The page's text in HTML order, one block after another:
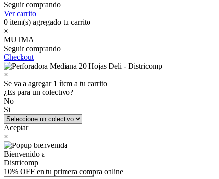
Seguir comprando
Ver carrito
0 item(s) agregado tu carrito
×
MUTMA
Seguir comprando
Checkout
×
Se va a agregar 1 ítem a tu carrito
¿Es para un colectivo?
No
Sí
Aceptar
×
Bienvenido a
Districomp
10% OFF en tu primera compra online